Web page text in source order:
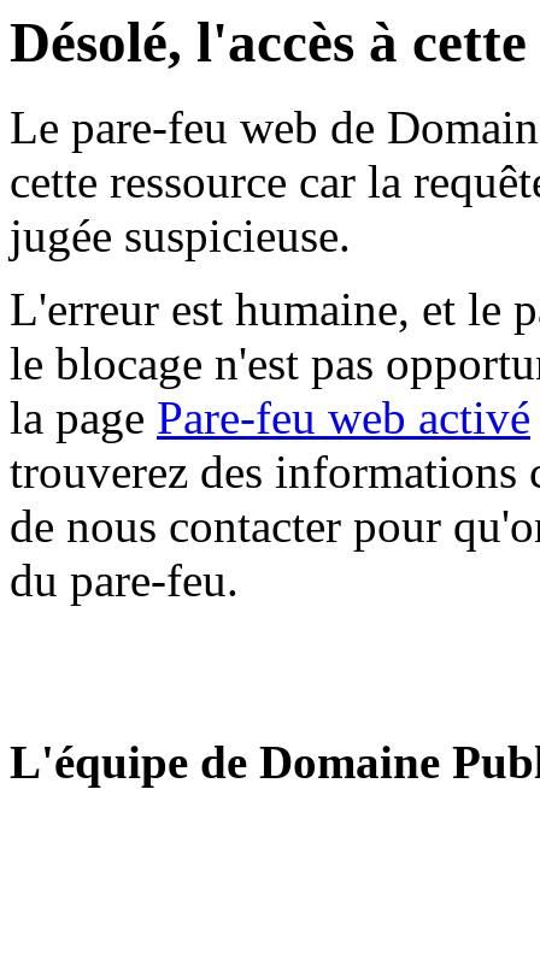
Désolé, l'accès à
Le pare-feu web de
cette ressource car la
jugée suspicieuse.
L'erreur est humaine, et le
le blocage n'est pas
la page Pare-feu web activé
trouverez des informations
de nous contacter pour
du pare-feu.
L'équipe de Domaine